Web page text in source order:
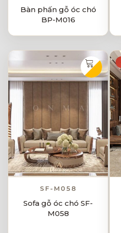
Bàn phấn gỗ óc chó
BP-M016
SF-M058
Sofa gỗ óc chó SF-
M058